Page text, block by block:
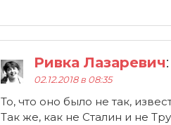
Ривка Лазаревич:
02.12.2018 в 08:35
То, что оно было не так,
Так же, как не Сталин и не